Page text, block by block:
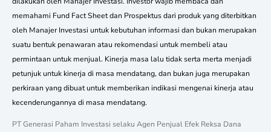
memahami Fund Fact Sheet dan Prospektus dari produk yang diterbitkan
oleh Manajer Investasi untuk kebutuhan informasi dan bukan merupakan
suatu bentuk penawaran atau rekomendasi untuk membeli atau
permintaan untuk menjual. Kinerja masa lalu tidak serta merta menjadi
petunjuk untuk kinerja di masa mendatang, dan bukan juga merupakan
perkiraan yang dibuat untuk memberikan indikasi mengenai kinerja atau
kecenderungannya di masa mendatang.
PT Generasi Paham Investasi selaku Agen Penjual Efek Reksa Dana